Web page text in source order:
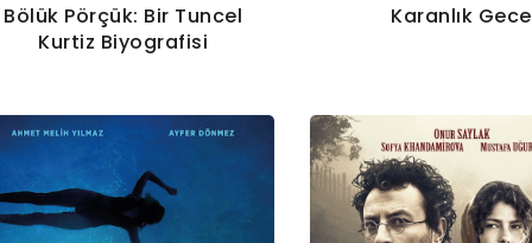
Bölük Pörçük: Bir Tuncel
Kurtiz Biyografisi
Karanlık Gece